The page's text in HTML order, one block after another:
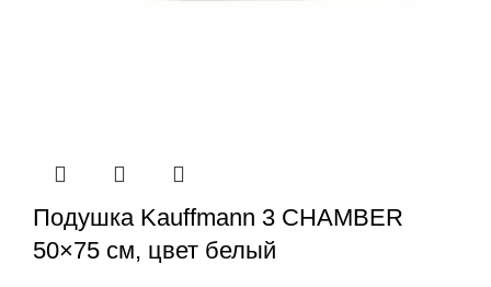
Подушка Kauffmann 3 CHAMBER
50×75 см, цвет белый